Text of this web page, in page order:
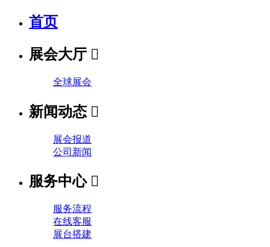
首页
展会大厅 
全球展会
新闻动态 
展会报道
公司新闻
服务中心 
服务流程
在线客服
展台搭建